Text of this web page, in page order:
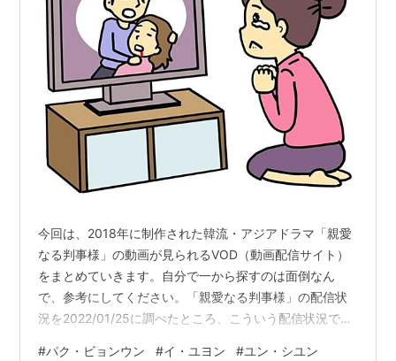
今回は、2018年に制作された韓流・アジアドラマ「親愛
なる判事様」の動画が見られるVOD（動画配信サイト）
をまとめていきます。自分で一から探すのは面倒なん
で、参考にしてください。「親愛なる判事様」の配信状
況を2022/01/25に調べたところ、こういう配信状況でし
#パク・ビョンウン #イ・ユヨン #ユン・シユン